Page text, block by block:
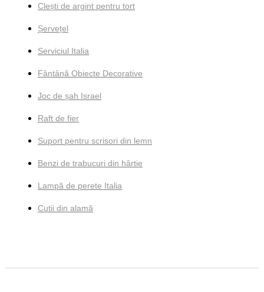
Clești de argint pentru tort
Șervețel
Serviciul Italia
Fântână Obiecte Decorative
Joc de șah Israel
Raft de fier
Suport pentru scrisori din lemn
Benzi de trabucuri din hârtie
Lampă de perete Italia
Cutii din alamă